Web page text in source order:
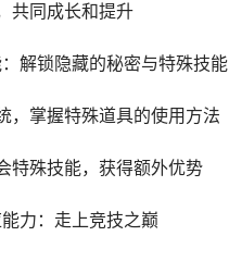
共同成长和提升
解锁隐藏的秘密与特殊技能
，掌握特殊道具的使用方法
特殊技能，获得额外优势
力：走上竞技之巅